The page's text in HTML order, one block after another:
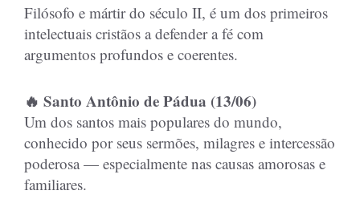
Filósofo e mártir do século II, é um dos primeiros
intelectuais cristãos a defender a fé com
argumentos profundos e coerentes.
🔥 Santo Antônio de Pádua (13/06)
Um dos santos mais populares do mundo,
conhecido por seus sermões, milagres e intercessão
poderosa — especialmente nas causas amorosas e
familiares.